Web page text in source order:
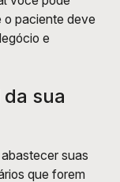
o paciente deve
e
sua
suas
que forem